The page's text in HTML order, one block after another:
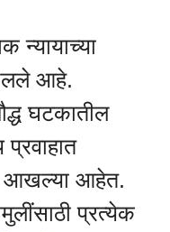
न्यायाच्या
आहे.
घटकातील
प्रवाहात
आखल्या आहेत.
प्रत्येक